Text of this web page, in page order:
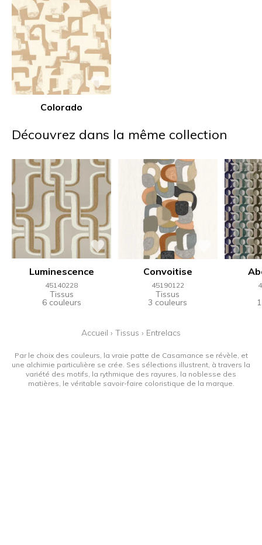
Colorado
Découvrez dans la même collection
Luminescence
45140228
Tissus
6 couleurs
Convoitise
45190122
Tissus
3 couleurs
Accueil › Tissus › Entrelacs
Par le choix des couleurs, la vraie patte de Casamance se révèle, et
une alchimie particulière se crée. Ses sélections illustrent, à travers la
variété des motifs, la rythmique des rayures, la noblesse des
matières, le véritable savoir-faire coloristique de la marque.